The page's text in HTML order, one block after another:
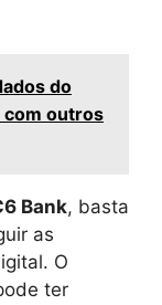
do
com outros
Bank, basta
as
O
ter